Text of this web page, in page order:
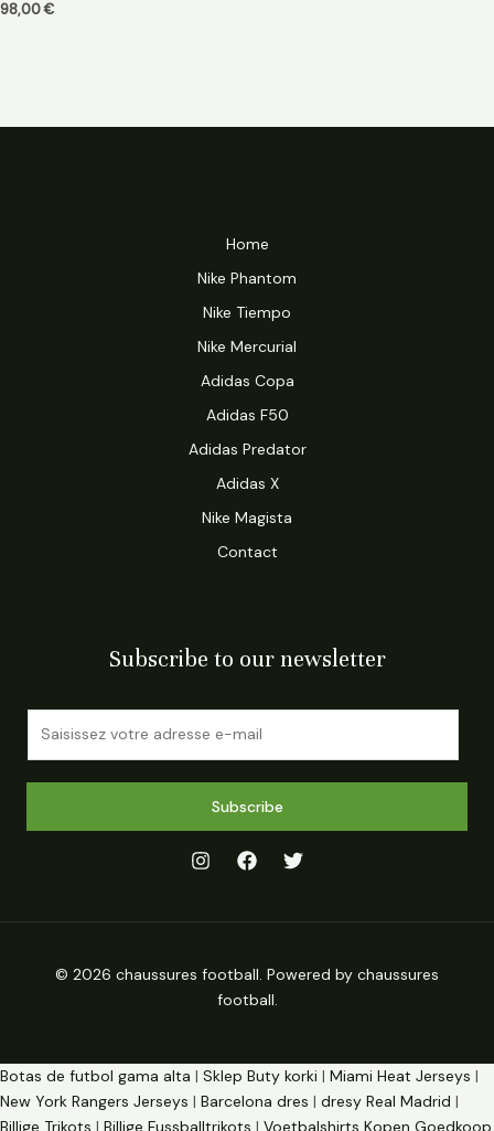
98,00€
Home
Nike Phantom
Nike Tiempo
Nike Mercurial
Adidas Copa
Adidas F50
Adidas Predator
Adidas X
Nike Magista
Contact
Subscribe to our newsletter
Subscribe
© 2026 chaussures football. Powered by chaussures
football.
Botas de futbol gama alta | Sklep Buty korki | Miami Heat Jerseys |
New York Rangers Jerseys | Barcelona dres | dresy Real Madrid |
Billige Trikots | Billige Fussballtrikots | Voetbalshirts Kopen Goedkoop